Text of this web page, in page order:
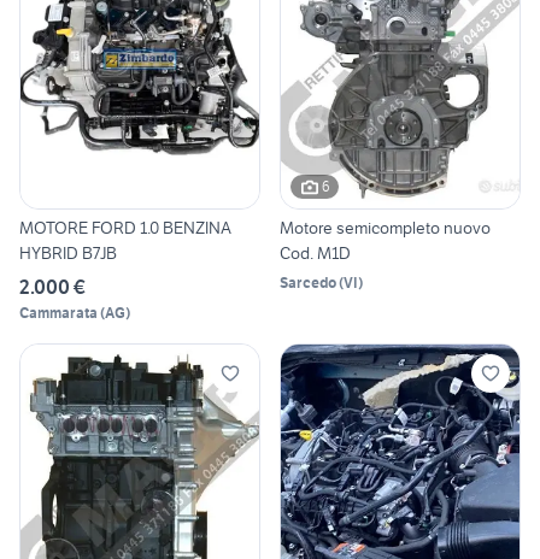
MOTORE FORD 1.0 BENZINA
HYBRID B7JB
2.000 €
Cammarata (AG)
6
Motore semicompleto nuovo
Cod. M1D
Sarcedo(VI)